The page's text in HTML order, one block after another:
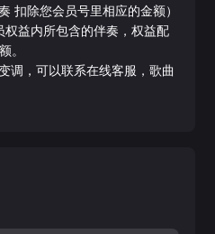
扣除您会员号里相应的金额）
益内所包含的伴奏，权益配
。
调，可以联系在线客服，歌曲